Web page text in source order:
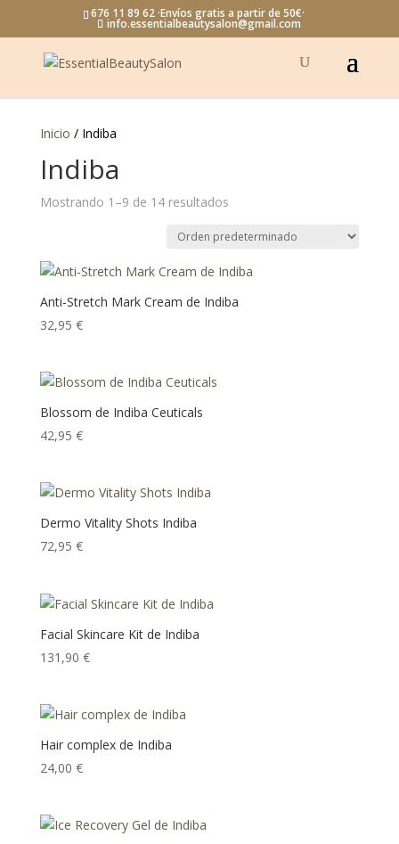
676 11 89 62 ·Envíos gratis a partir de 50€·
info.essentialbeautysalon@gmail.com
Inicio / Indiba
Indiba
Mostrando 1–9 de 14 resultados
Anti-Stretch Mark Cream de Indiba
32,95 €
Blossom de Indiba Ceuticals
42,95 €
Dermo Vitality Shots Indiba
72,95 €
Facial Skincare Kit de Indiba
131,90 €
Hair complex de Indiba
24,00 €